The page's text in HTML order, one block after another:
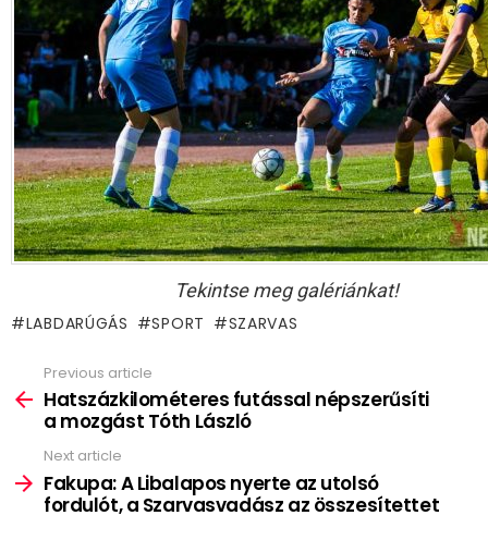
Tekintse meg galériánkat!
LABDARÚGÁS SPORT SZARVAS
more
Previous article
Hatszázkilométeres futással népszerűsíti
a mozgást Tóth László
Next article
Fakupa: A Libalapos nyerte az utolsó
fordulót, a Szarvasvadász az összesítettet